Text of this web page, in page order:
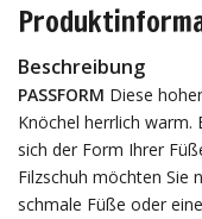
Beschreibung
PASSFORM Diese
Knöchel herrlich warm.
sich der Form Ihrer
Filzschuh möchten Sie
schmale Füße oder